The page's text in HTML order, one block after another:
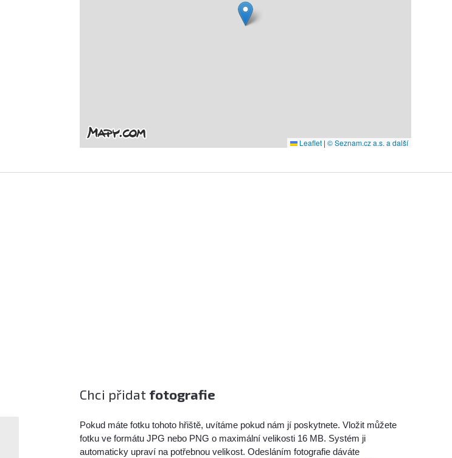
Leaflet | © Seznam.cz a.s. a další
Chci přidat fotografie
Pokud máte fotku tohoto hřiště, uvítáme pokud nám jí poskytnete. Vložit můžete
fotku ve formátu JPG nebo PNG o maximální velikosti 16 MB. Systém ji
automaticky upraví na potřebnou velikost. Odesláním fotografie dáváte